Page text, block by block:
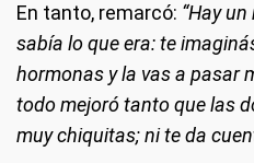
En tanto, remarcó: “Hay
sabía lo que era: te
hormonas y la vas a pasar
todo mejoró tanto que las
muy chiquitas; ni te da